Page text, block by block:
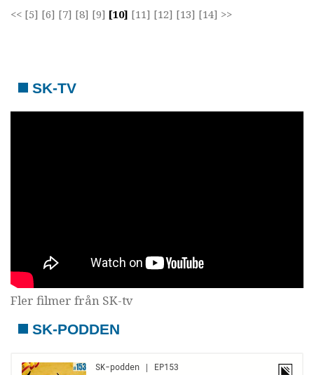
<< [5] [6] [7] [8] [9] [10] [11] [12] [13] [14] >>
SK-TV
Fler filmer från SK-tv
SK-PODDEN